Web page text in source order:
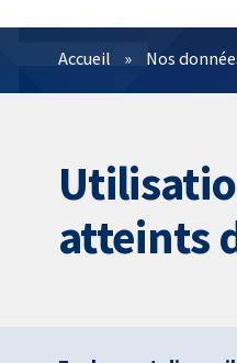
Filtres
Accueil Nos
atteints